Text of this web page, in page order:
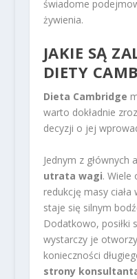
świadome
żywienia.
JAKIE SĄ
DIETY
Dieta Cambridge
warto dokładnie
decyzji o jej
Jednym z
utrata wagi. Wiele
redukcję masy
staje się silnym
Dodatkowo, posiłki
wystarczy je
konieczności
strony